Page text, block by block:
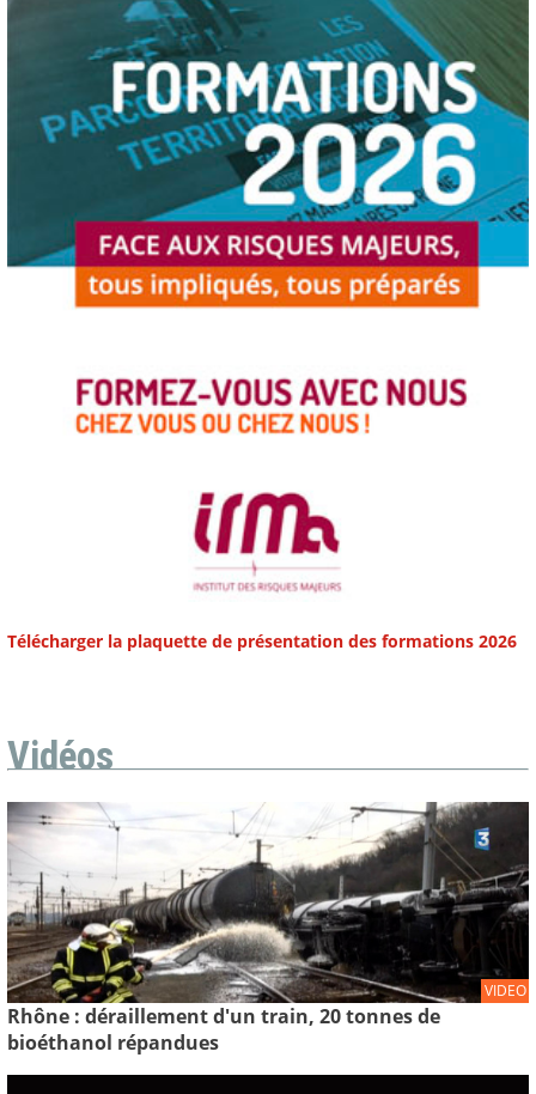
Télécharger la plaquette de présentation des formations 2026
Vidéos
VIDEO
Rhône : déraillement d'un train, 20 tonnes de
bioéthanol répandues